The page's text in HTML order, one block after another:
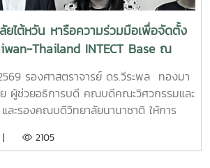
ยไต้หวัน หารือความร่วมมือเพื่อจัดตั้ง
Thailand INTECT Base ณ
รองศาสตราจารย์ ดร.วีระพล ทองมา
ผู้ช่วยอธิการบดี คณบดีคณะวิศวกรรมและ
ละรองคณบดีวิทยาลัยนานาชาติ ให้การ
Dr. Ru-Chu Shih ผู้อำนวยการก
| 2105